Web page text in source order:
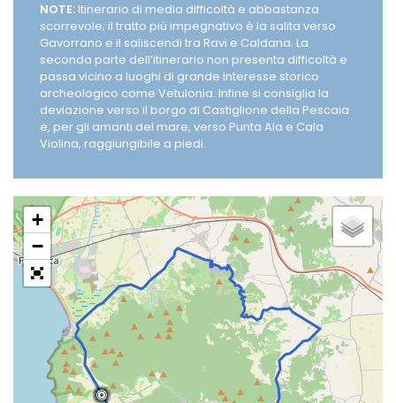
NOTE: Itinerario di media difficoltà e abbastanza
scorrevole; il tratto più impegnativo è la salita verso
Gavorrano e il saliscendi tra Ravi e Caldana. La
seconda parte dell’itinerario non presenta difficoltà e
passa vicino a luoghi di grande interesse storico
archeologico come Vetulonia. Infine si consiglia la
deviazione verso il borgo di Castiglione della Pescaia
e, per gli amanti del mare, verso Punta Ala e Cala
Violina, raggiungibile a piedi.
+
−